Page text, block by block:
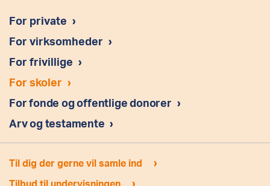
For private ›
For virksomheder ›
For frivillige ›
For skoler ›
For fonde og offentlige donorer ›
Arv og testamente ›
Til dig der gerne vil samle ind ›
Tilbud til undervisningen ›